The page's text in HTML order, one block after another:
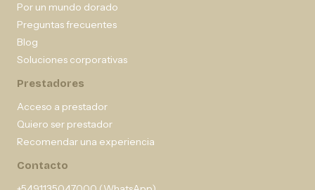
Por un mundo dorado
Preguntas frecuentes
Blog
Soluciones corporativas
Prestadores
Acceso a prestador
Quiero ser prestador
Recomendar una experiencia
Contacto